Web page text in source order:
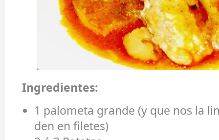
Ingredientes:
1 palometa grande (y que nos la
den en filetes)